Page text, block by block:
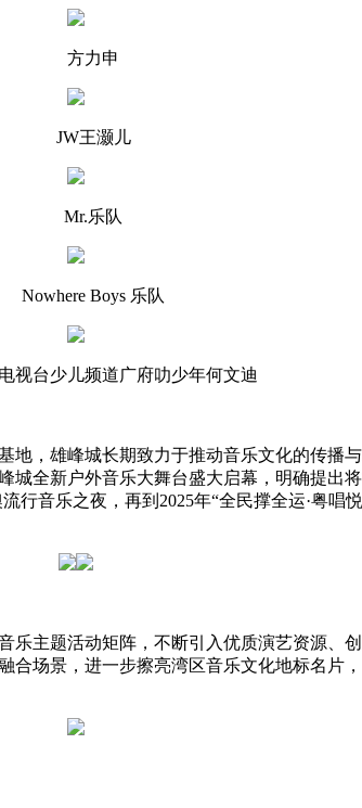
方力申
JW王灏儿
Mr.乐队
Nowhere Boys 乐队
视台少儿频道广府叻少年何文迪
，雄峰城长期致力于推动音乐文化的传播
全新户外音乐大舞台盛大启幕，明确提出
音乐之夜，再到2025年“全民撑全运·粤
主题活动矩阵，不断引入优质演艺资源、
场景，进一步擦亮湾区音乐文化地标名片